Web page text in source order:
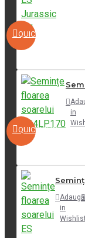
QUICKVIEW
QUICKVIEW
in
Adaugă
in
Wishlist